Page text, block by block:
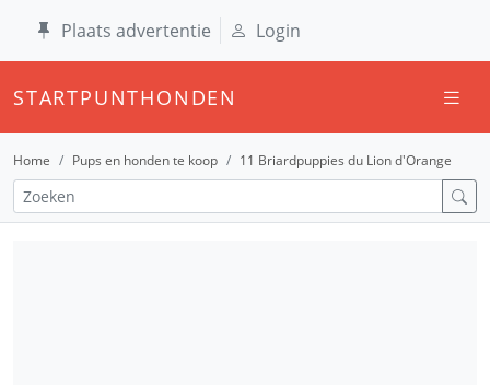
Plaats advertentie Login
STARTPUNTHONDEN
Home Pups en honden te koop 11 Briardpuppies du Lion d'Orange